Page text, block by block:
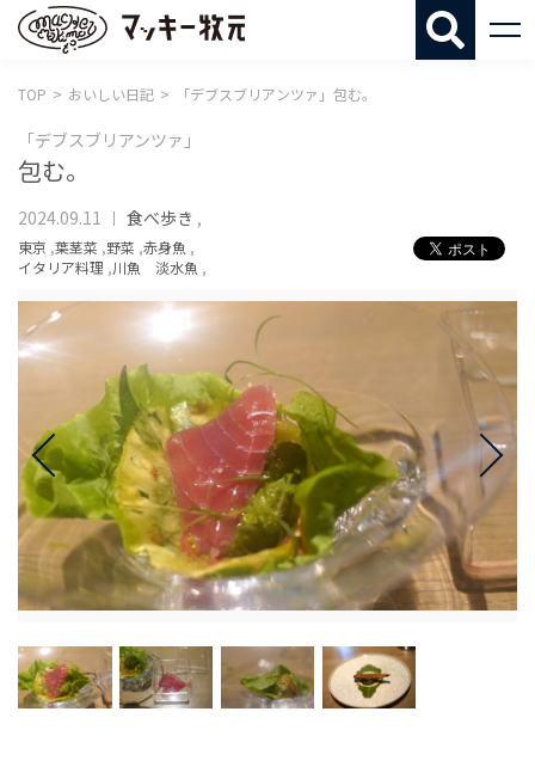
TOP おいしい日記 「デブスブリアンツァ」包む。
「デブスブリアンツァ」
包む。
2024.09.11 食べ歩き ,
東京 ,葉茎菜 ,野菜 ,赤身魚 ,
イタリア料理 ,川魚 淡水魚 ,